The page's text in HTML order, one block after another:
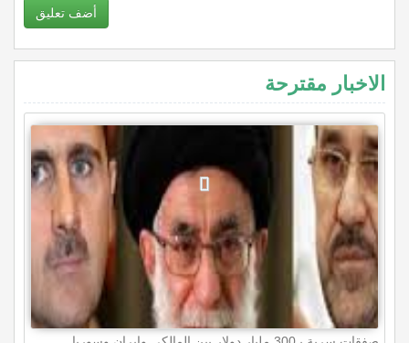
أضف تعليق
الاخبار مقترحة